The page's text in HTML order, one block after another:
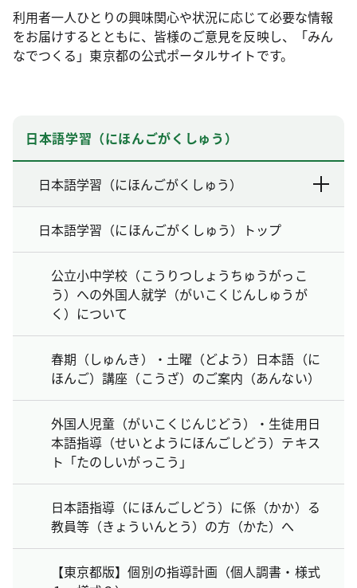
利用者一人ひとりの興味関心や状況に応じて必要な情報
をお届けするとともに、皆様のご意見を反映し、「みん
なでつくる」東京都の公式ポータルサイトです。
日本語学習（にほんごがくしゅう）
日本語学習（にほんごがくしゅう）
日本語学習（にほんごがくしゅう）トップ
公立小中学校（こうりつしょうちゅうがっこ
う）への外国人就学（がいこくじんしゅうが
く）について
春期（しゅんき）・土曜（どよう）日本語（に
ほんご）講座（こうざ）のご案内（あんない）
外国人児童（がいこくじんじどう）・生徒用日
本語指導（せいとようにほんごしどう）テキス
ト「たのしいがっこう」
日本語指導（にほんごしどう）に係（かか）る
教員等（きょういんとう）の方（かた）へ
【東京都版】個別の指導計画（個人調書・様式